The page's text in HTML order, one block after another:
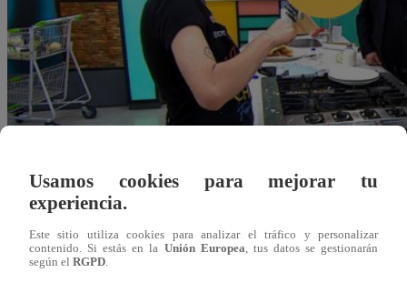
Usamos cookies para mejorar tu
experiencia.
Este sitio utiliza cookies para analizar el tráfico y personalizar
contenido. Si estás en la Unión Europea, tus datos se gestionarán
según el RGPD.